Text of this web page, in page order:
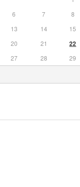
6 7 8
13 14 15
20 21 22
27 28 29